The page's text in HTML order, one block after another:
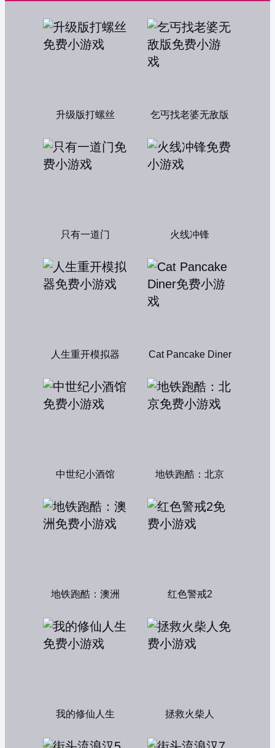
升级版打螺丝 乞丐找老婆无敌版
只有一道门 火线冲锋
人生重开模拟器 Cat Pancake Diner
中世纪小酒馆 地铁跑酷：北京
地铁跑酷：澳洲 红色警戒2
我的修仙人生 拯救火柴人